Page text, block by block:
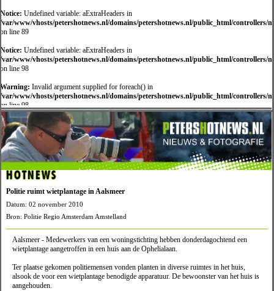
Notice: Undefined variable: aExtraHeaders in
/var/www/vhosts/petershotnews.nl/domains/petershotnews.nl/public_html/controllers/
on line 89
Notice: Undefined variable: aExtraHeaders in
/var/www/vhosts/petershotnews.nl/domains/petershotnews.nl/public_html/controllers/
on line 98
Warning: Invalid argument supplied for foreach() in
/var/www/vhosts/petershotnews.nl/domains/petershotnews.nl/public_html/controllers/
on line 98
HOTNEWS
Politie ruimt wietplantage in Aalsmeer
Datum: 02 november 2010
Bron: Politie Regio Amsterdam Amstelland
Aalsmeer - Medewerkers van een woningstichting hebben donderdagochtend een
wietplantage aangetroffen in een huis aan de Ophelialaan.
Ter plaatse gekomen politiemensen vonden planten in diverse ruimtes in het huis,
alsook de voor een wietplantage benodigde apparatuur. De bewoonster van het huis is
aangehouden.